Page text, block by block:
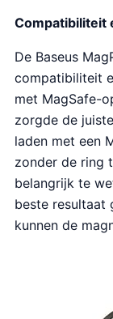
Compatibiliteit
De Baseus
compatibiliteit
met MagSafe-
zorgde de
laden met een
zonder de ring
belangrijk te
beste resultaat
kunnen de